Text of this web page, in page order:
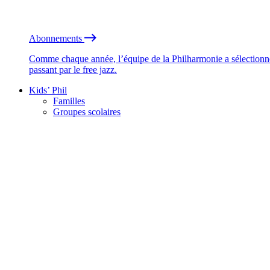
Abonnements
Comme chaque année, l’équipe de la Philharmonie a
passant par le free jazz.
Kids’ Phil
Familles
Groupes scolaires